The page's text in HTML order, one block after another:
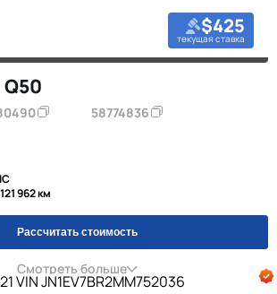
$425
текущая ставка
Q50
58774836
962 км
Рассчитать стоимость
Смотреть больше